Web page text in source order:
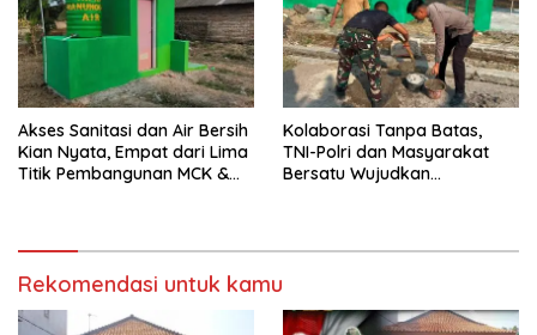
Akses Sanitasi dan Air Bersih
Kian Nyata, Empat dari Lima
Titik Pembangunan MCK &
Kolaborasi Tanpa Batas,
TNI-Polri dan Masyarakat
Bersatu Wujudkan
Rekomendasi untuk kamu